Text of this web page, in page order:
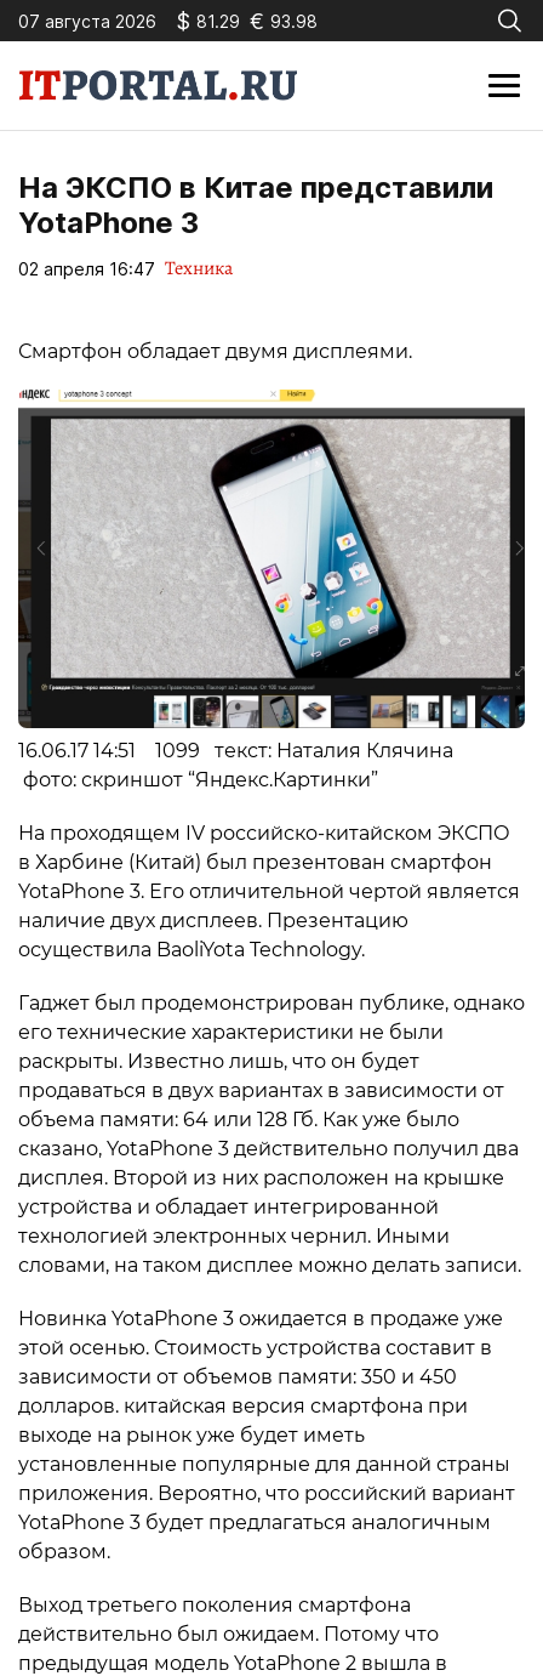
07 августа 2026 $ 81.29 € 93.98
На ЭКСПО в Китае представили
YotaPhone 3
02 апреля 16:47 Техника
Смартфон обладает двумя дисплеями.
16.06.17 14:51 1099 текст: Наталия Клячина
фото: скриншот “Яндекс.Картинки”
На проходящем IV российско-китайском ЭКСПО
в Харбине (Китай) был презентован смартфон
YotaPhone 3. Его отличительной чертой является
наличие двух дисплеев. Презентацию
осуществила BaoliYota Technology.
Гаджет был продемонстрирован публике, однако
его технические характеристики не были
раскрыты. Известно лишь, что он будет
продаваться в двух вариантах в зависимости от
объема памяти: 64 или 128 Гб. Как уже было
сказано, YotaPhone 3 действительно получил два
дисплея. Второй из них расположен на крышке
устройства и обладает интегрированной
технологией электронных чернил. Иными
словами, на таком дисплее можно делать записи.
Новинка YotaPhone 3 ожидается в продаже уже
этой осенью. Стоимость устройства составит в
зависимости от объемов памяти: 350 и 450
долларов. китайская версия смартфона при
выходе на рынок уже будет иметь
установленные популярные для данной страны
приложения. Вероятно, что российский вариант
YotaPhone 3 будет предлагаться аналогичным
образом.
Выход третьего поколения смартфона
действительно был ожидаем. Потому что
предыдущая модель YotaPhone 2 вышла в